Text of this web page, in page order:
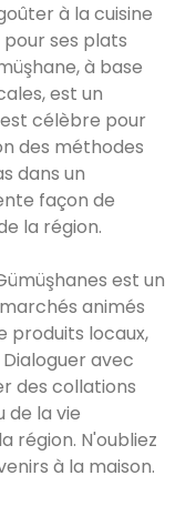
à la cuisine
ses plats
à base
est un
célèbre pour
des méthodes
dans un
façon de
la région.
est un
animés
produits locaux,
avec
des collations
de la vie
région. N'oubliez
à la maison.